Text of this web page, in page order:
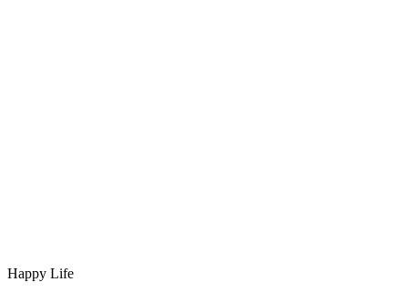
Happy Life